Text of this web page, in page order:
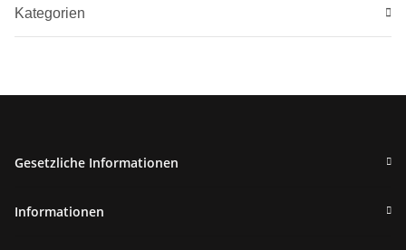
Kategorien
Gesetzliche Informationen
Informationen